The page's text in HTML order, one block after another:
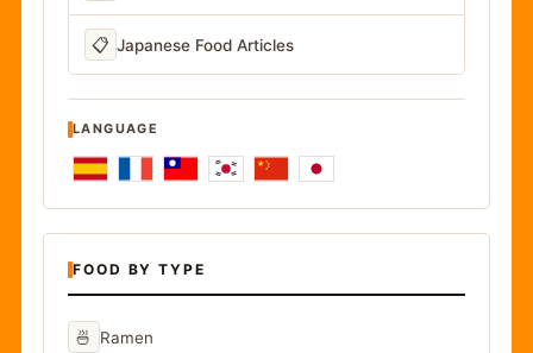
📋 Japanese Food Articles
LANGUAGE
FOOD BY TYPE
🍜 Ramen